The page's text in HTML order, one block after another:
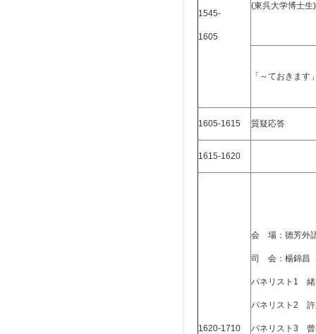
1545-
1605
(東呉大学博士生)
「～ておきます
1605-1615 質疑応答
1615-1620
1620-1710
会 場：德芳外
司 会：楊錦昌
パネリスト1 緒
パネリスト2 許
パネリスト3 曾